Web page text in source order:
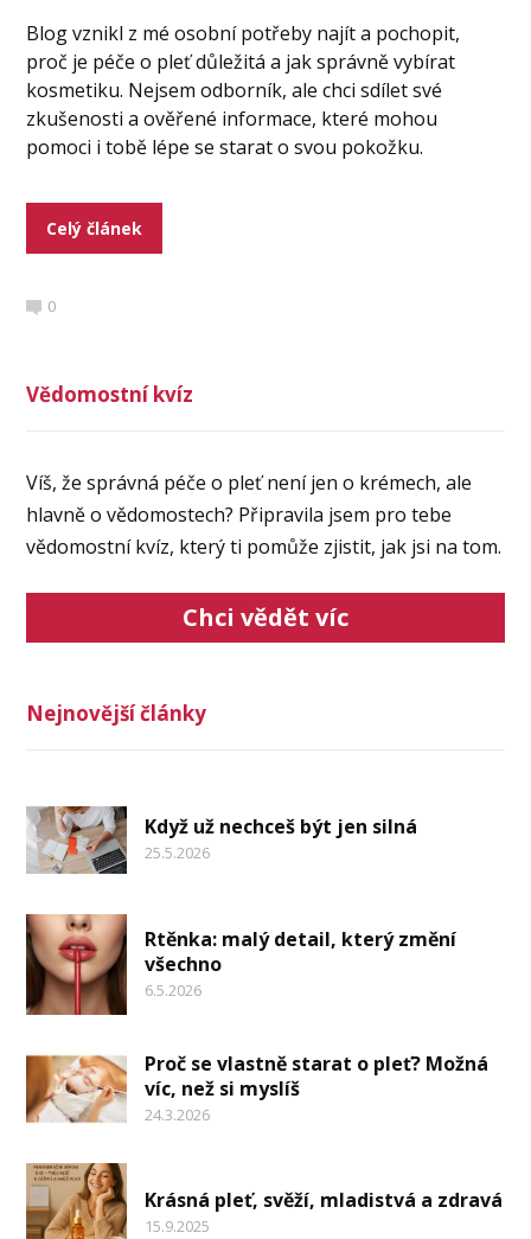
Blog vznikl z mé osobní potřeby najít a pochopit,
proč je péče o pleť důležitá a jak správně vybírat
kosmetiku. Nejsem odborník, ale chci sdílet své
zkušenosti a ověřené informace, které mohou
pomoci i tobě lépe se starat o svou pokožku.
Celý článek
0
Vědomostní kvíz
Víš, že správná péče o pleť není jen o krémech, ale
hlavně o vědomostech? Připravila jsem pro tebe
vědomostní kvíz, který ti pomůže zjistit, jak jsi na tom.
Chci vědět víc
Nejnovější články
Když už nechceš být jen silná
25.5.2026
Rtěnka: malý detail, který změní
všechno
6.5.2026
Proč se vlastně starat o pleť? Možná
víc, než si myslíš
24.3.2026
Krásná pleť, svěží, mladistvá a zdravá
15.9.2025